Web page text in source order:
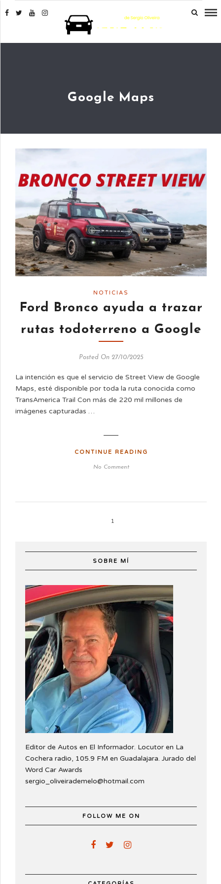
Google Maps
NOTICIAS
Ford Bronco ayuda a trazar
rutas todoterreno a Google
Posted On 27/10/2025
La intención es que el servicio de Street View de Google
Maps, esté disponible por toda la ruta conocida como
TransAmerica Trail Con más de 220 mil millones de
imágenes capturadas …
CONTINUE READING
No Comment
1
SOBRE MÍ
Editor de Autos en El Informador. Locutor en La
Cochera radio, 105.9 FM en Guadalajara. Jurado del
Word Car Awards
sergio_oliveirademelo@hotmail.com
FOLLOW ME ON